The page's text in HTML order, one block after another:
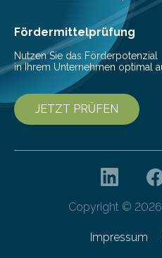
Cyberagentur ihren 5.
Fördermittelprüfung
Nutzen Sie das Förderpotenzial
in Ihrem Unternehmen optimal
JETZT PRÜFEN
Copyright ©
Impressum